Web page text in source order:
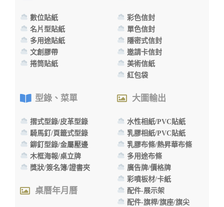
數位貼紙
名片型貼紙
多用途貼紙
文創膠帶
捲筒貼紙
彩色信封
單色信封
隱密式信封
邀請卡信封
美術信紙
紅包袋
型錄、菜單
摺式型錄/皮革型錄
騎馬釘/頁籤式型錄
鉚釘型錄/金屬壓邊
木框海報/桌立牌
獎狀/簽名簿/證書夾
桌曆年月曆
大圖輸出
水性相紙/PVC貼紙
乳膠相紙/PVC貼紙
乳膠布條/熱昇華布條
多用途布條
廣告牌/價格牌
彩噴板材/卡紙
配件-展示架
配件-旗桿/旗座/旗尖